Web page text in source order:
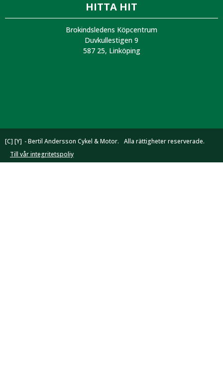
HITTA HIT
Brokindsledens Köpcentrum
Duvkullestigen 9
587 25, Linköping
[C] [Y] - Bertil Andersson Cykel & Motor.
Alla rättigheter reserverade.
Till vår integritetspoliy